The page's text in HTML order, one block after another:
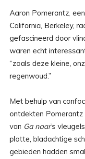
Aaron Pomerantz,
California, Berkeley,
gefascineerd door
waren echt
“zoals deze kleine,
regenwoud.”
Met behulp van
ontdekten Pomerantz
van Ga naar’s
platte, bladachtige
gebieden hadden